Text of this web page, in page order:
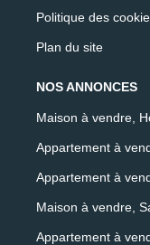
Politique des
Plan du site
NOS ANNONCES
Maison à vendre,
Appartement à
Appartement à
Maison à vendre,
Appartement à